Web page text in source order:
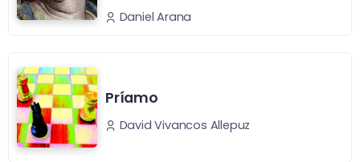
Daniel Arana
Príamo
David Vivancos Allepuz